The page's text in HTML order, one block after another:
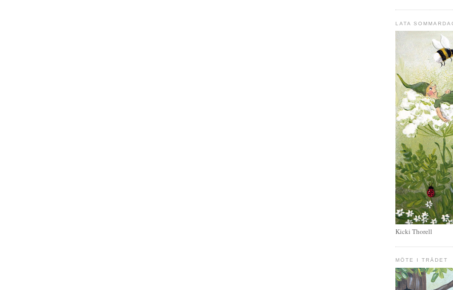
LATA
Kicki Thorell
MÖTE I TRÄDET